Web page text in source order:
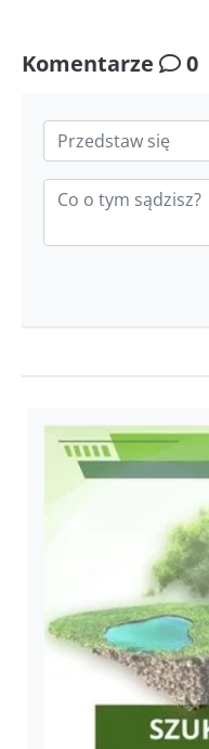
Komentarze 0